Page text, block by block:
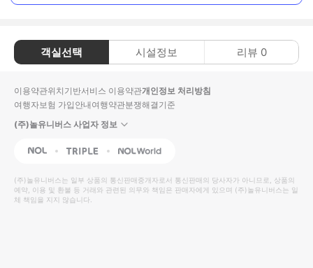
객실선택 시설정보 리뷰 0
이용약관위치기반서비스 이용약관개인정보 처리방침
여행자보험 가입안내여행약관분쟁해결기준
(주)놀유니버스 사업자 정보
NOL Triple Interpark Global
(주)놀유니버스는 일부 상품의 통신판매중개자로서 통신판매의 당사자가 아니므로, 상품의
예약, 이용 및 환불 등 거래와 관련된 의무와 책임은 판매자에게 있으며 (주)놀유니버스는 일
체 책임을 지지 않습니다.